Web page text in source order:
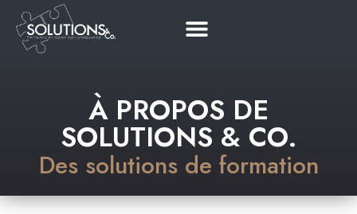
À PROPOS DE
SOLUTIONS & CO.
Des solutions de formation